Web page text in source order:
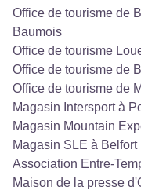
Office de tourisme de
Baumois
Office de tourisme
Office de tourisme de
Office de tourisme de
Magasin Intersport à
Magasin Mountain
Magasin SLE à Belfort
Association Entre-
Maison de la presse